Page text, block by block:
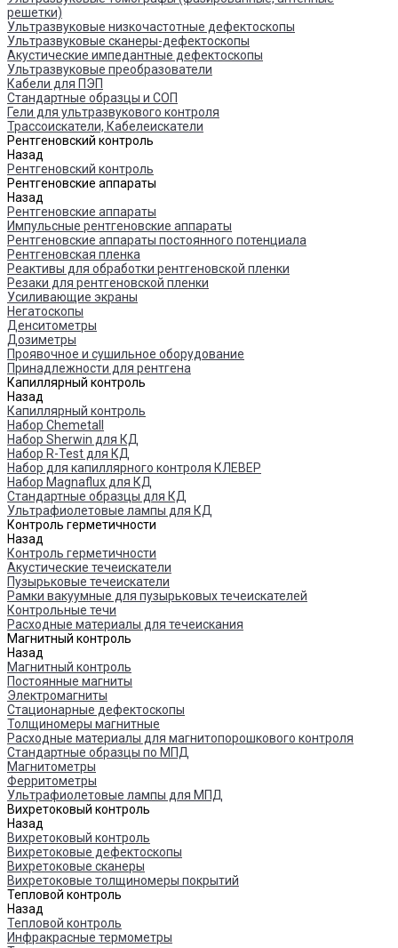
решетки)
Ультразвуковые низкочастотные дефектоскопы
Ультразвуковые сканеры-дефектоскопы
Акустические импедантные дефектоскопы
Ультразвуковые преобразователи
Кабели для ПЭП
Стандартные образцы и СОП
Гели для ультразвукового контроля
Трассоискатели, Кабелеискатели
Рентгеновский контроль
Назад
Рентгеновский контроль
Рентгеновские аппараты
Назад
Рентгеновские аппараты
Импульсные рентгеновские аппараты
Рентгеновские аппараты постоянного потенциала
Рентгеновская пленка
Реактивы для обработки рентгеновской пленки
Резаки для рентгеновской пленки
Усиливающие экраны
Негатоскопы
Денситометры
Дозиметры
Проявочное и сушильное оборудование
Принадлежности для рентгена
Капиллярный контроль
Назад
Капиллярный контроль
Набор Chemetall
Набор Sherwin для КД
Набор R-Test для КД
Набор для капиллярного контроля КЛЕВЕР
Набор Magnaflux для КД
Стандартные образцы для КД
Ультрафиолетовые лампы для КД
Контроль герметичности
Назад
Контроль герметичности
Акустические течеискатели
Пузырьковые течеискатели
Рамки вакуумные для пузырьковых течеискателей
Контрольные течи
Расходные материалы для течеискания
Магнитный контроль
Назад
Магнитный контроль
Постоянные магниты
Электромагниты
Стационарные дефектоскопы
Толщиномеры магнитные
Расходные материалы для магнитопорошкового контроля
Стандартные образцы по МПД
Магнитометры
Ферритометры
Ультрафиолетовые лампы для МПД
Вихретоковый контроль
Назад
Вихретоковый контроль
Вихретоковые дефектоскопы
Вихретоковые сканеры
Вихретоковые толщиномеры покрытий
Тепловой контроль
Назад
Тепловой контроль
Инфракрасные термометры